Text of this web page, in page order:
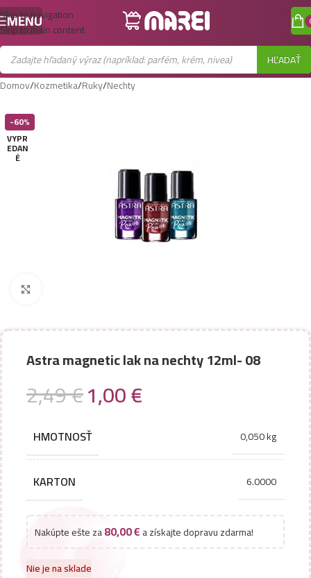
Skip to navigation
Skip to main content
MENU
HĽADAŤ
Domov/Kozmetika/Ruky/Nechty
-60%
VYPR
EDAN
É
Astra magnetic lak na nechty 12ml- 08
2,49€1,00€
HMOTNOSŤ 0,050 kg
KARTON 6.0000
Nakúpte ešte za80,00€a získajte dopravu zdarma!
Nie je na sklade